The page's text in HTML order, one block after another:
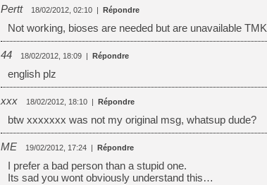
Pertt 18/02/2012, 02:10 | Répondre
Not working, bioses are needed but are unavailable TMK
44 18/02/2012, 18:09 | Répondre
english plz
xxx 18/02/2012, 18:10 | Répondre
btw xxxxxxx was not my original msg, whatsup dude?
ME 19/02/2012, 17:24 | Répondre
I prefer a bad person than a stupid one.
Its sad you wont obviously understand this…